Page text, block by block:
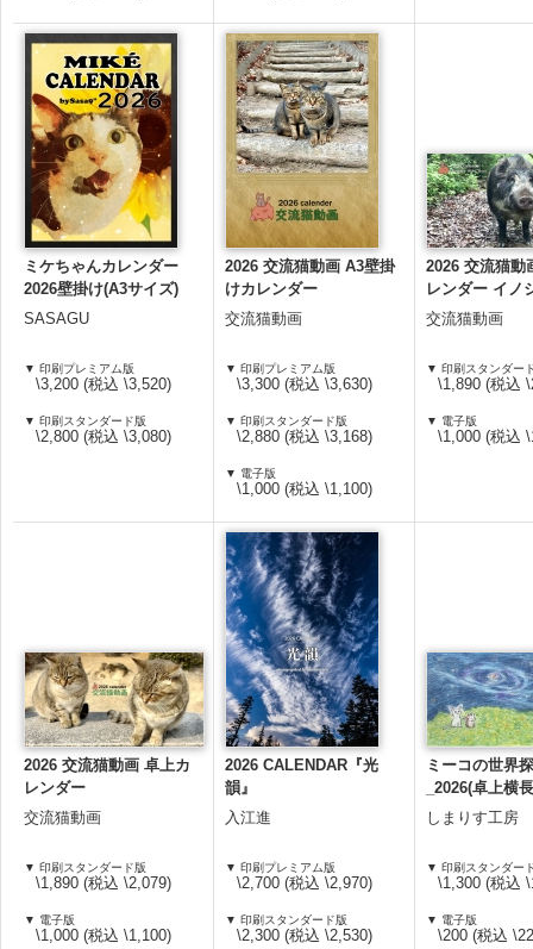
ミケちゃんカレンダー
2026壁掛け(A3サイズ)
SASAGU
▼ 印刷プレミアム版
\3,200 (税込 \3,520)
▼ 印刷スタンダード版
\2,800 (税込 \3,080)
2026 交流猫動画 A3壁掛
けカレンダー
交流猫動画
▼ 印刷プレミアム版
\3,300 (税込 \3,630)
▼ 印刷スタンダード版
\2,880 (税込 \3,168)
▼ 電子版
\1,000 (税込 \1,100)
2026 交流猫動
レンダー イノ
交流猫動画
▼ 印刷スタンダー
\1,890 (税込
▼ 電子版
\1,000 (税込
2026 交流猫動画 卓上カ
レンダー
交流猫動画
▼ 印刷スタンダード版
\1,890 (税込 \2,079)
▼ 電子版
\1,000 (税込 \1,100)
2026 CALENDAR『光
韻』
入江進
▼ 印刷プレミアム版
\2,700 (税込 \2,970)
▼ 印刷スタンダード版
\2,300 (税込 \2,530)
ミーコの世界
_2026(卓上横
ー)
しまりす工房
▼ 印刷スタンダー
\1,300 (税込
▼ 電子版
\200 (税込